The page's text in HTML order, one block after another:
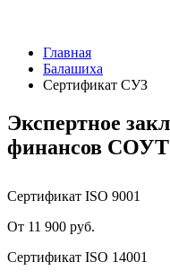
Главная
Балашиха
Сертификат СУЗ
Экспертное
финансов
Сертификат ISO 9001
От 11 900 руб.
Сертификат ISO 14001